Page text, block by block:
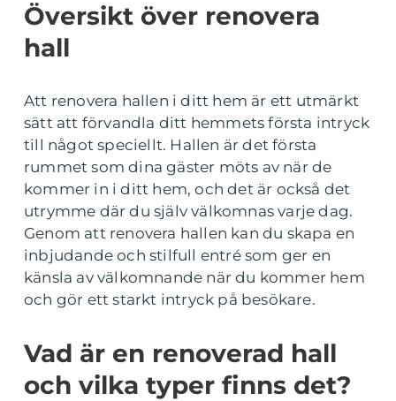
Översikt över renovera
hall
Att renovera hallen i ditt hem är ett utmärkt
sätt att förvandla ditt hemmets första intryck
till något speciellt. Hallen är det första
rummet som dina gäster möts av när de
kommer in i ditt hem, och det är också det
utrymme där du själv välkomnas varje dag.
Genom att renovera hallen kan du skapa en
inbjudande och stilfull entré som ger en
känsla av välkomnande när du kommer hem
och gör ett starkt intryck på besökare.
Vad är en renoverad hall
och vilka typer finns det?